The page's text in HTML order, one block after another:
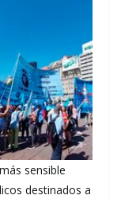
sensible
destinados a